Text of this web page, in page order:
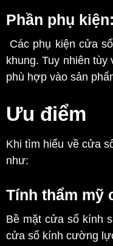
Phần phụ kiện:
Các phụ kiện cửa
khung. Tuy nhiên
phù hợp vào sản
Ưu điểm
Khi tìm hiểu về cửa
như:
Tính thẩm mỹ
Bề mặt cửa sổ kính
cửa sổ kính cường